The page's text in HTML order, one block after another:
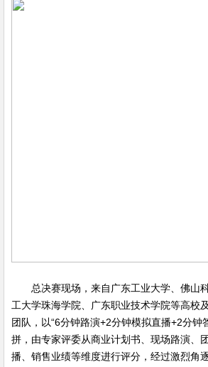
总决赛现场，来自广东工业大学、佛山
工大学珠海学院、广东职业技术学院等高校
团队，以“6分钟路演+2分钟模拟直播+2分钟
拼，由专家评委从商业计划书、现场路演、
播、销售业绩等维度进行评分，经过激烈角